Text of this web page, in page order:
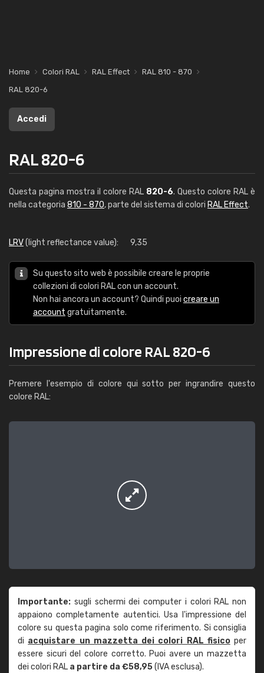
Home Colori RAL RAL Effect
RAL 810 - 870
RAL 820-6
Accedi
RAL 820-6
Questa pagina mostra il colore RAL 820-6. Questo colore RAL è
nella categoria 810 - 870, parte del sistema di colori RAL Effect.
LRV(light reflectance value): 9,35
Su questo sito web è possibile creare le proprie
collezioni di colori RAL con un account.
Non hai ancora un account? Quindi puoi creare un
account gratuitamente.
Impressione di colore RAL 820-6
Premere l'esempio di colore qui sotto per ingrandire questo
colore RAL:
Importante: sugli schermi dei computer i colori RAL non
appaiono completamente autentici. Usa l'impressione del
colore su questa pagina solo come riferimento. Si consiglia
di acquistare un mazzetta dei colori RAL fisicoper
essere sicuri del colore corretto. Puoi avere un mazzetta
dei colori RAL a partire da €58,95(IVA esclusa).